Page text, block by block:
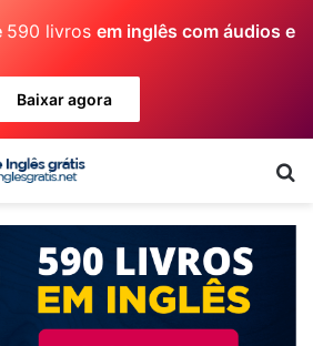
590 livros em inglês com áudios e
Baixar agora